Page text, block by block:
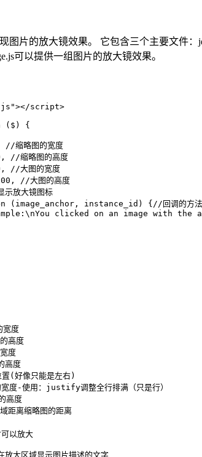
图片的放大镜效果。 它包含三个主要文件：
可以提供一组图片的放大镜效果。
script>
($) {
缩略图的宽度
缩略图的高度
//大图的宽度
//大图的高度
放大镜图标
(image_anchor, instance_id) {//回调的方法
clicked on an image with the
度
高度
度
高度
(好像只能是左右)
-使用：justify调整全行排满（只是行）
高度
离缩略图的距离
以放大
区域显示图片描述的文字